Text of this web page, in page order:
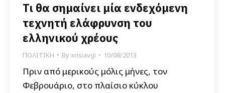
Τι θα σημαίνει μία ενδεχόμενη
τεχνητή ελάφρυνση του
ελληνικού χρέους
ΠΟΛΙΤΙΚΗ Byxrisiavgi 10/08/2013
Πριν από μερικούς μόλις μήνες, τον
Φεβρουάριο, στο πλαίσιο κύκλου